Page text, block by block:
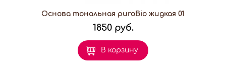
Основа тональная puroBio жидкая 01
1850 руб.
В корзину